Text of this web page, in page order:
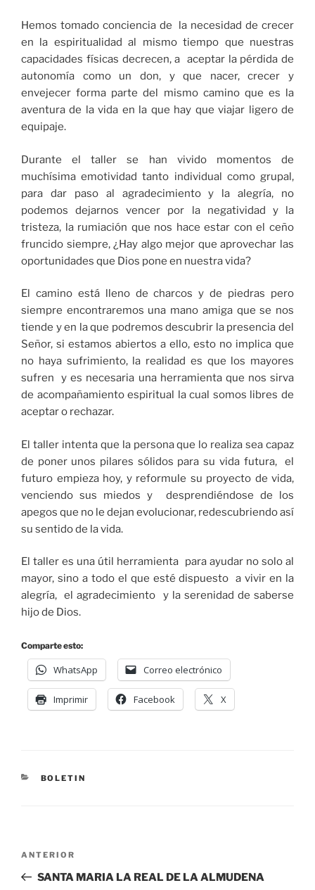
Hemos tomado conciencia de la necesidad de crecer
en la espiritualidad al mismo tiempo que nuestras
capacidades físicas decrecen, a aceptar la pérdida de
autonomía como un don, y que nacer, crecer y
envejecer forma parte del mismo camino que es la
aventura de la vida en la que hay que viajar ligero de
equipaje.
Durante el taller se han vivido momentos de
muchísima emotividad tanto individual como grupal,
para dar paso al agradecimiento y la alegría, no
podemos dejarnos vencer por la negatividad y la
tristeza, la rumiación que nos hace estar con el ceño
fruncido siempre, ¿Hay algo mejor que aprovechar las
oportunidades que Dios pone en nuestra vida?
El camino está lleno de charcos y de piedras pero
siempre encontraremos una mano amiga que se nos
tiende y en la que podremos descubrir la presencia del
Señor, si estamos abiertos a ello, esto no implica que
no haya sufrimiento, la realidad es que los mayores
sufren y es necesaria una herramienta que nos sirva
de acompañamiento espiritual la cual somos libres de
aceptar o rechazar.
El taller intenta que la persona que lo realiza sea capaz
de poner unos pilares sólidos para su vida futura, el
futuro empieza hoy, y reformule su proyecto de vida,
venciendo sus miedos y desprendiéndose de los
apegos que no le dejan evolucionar, redescubriendo así
su sentido de la vida.
El taller es una útil herramienta para ayudar no solo al
mayor, sino a todo el que esté dispuesto a vivir en la
alegría, el agradecimiento y la serenidad de saberse
hijo de Dios.
Comparte esto:
WhatsApp Correo electrónico
Imprimir Facebook X
BOLETIN
ANTERIOR
SANTA MARIA LA REAL DE LA ALMUDENA